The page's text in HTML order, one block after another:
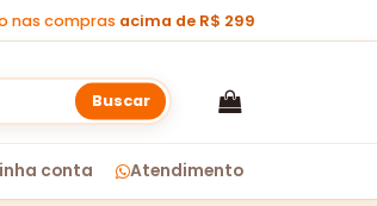
nas compras acima de R$ 299
Buscar
conta Atendimento